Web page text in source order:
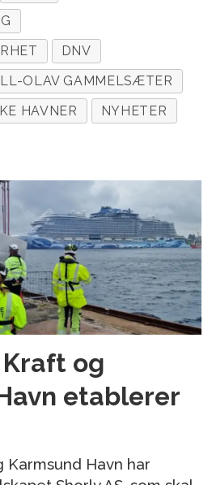
DNV
OLAV GAMMELSÆTER
HAVNER NYHETER
og
etablerer
Havn har